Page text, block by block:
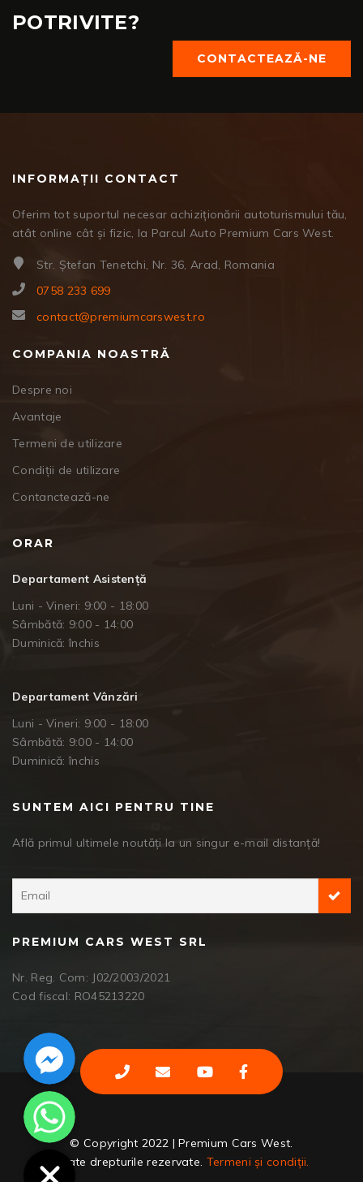
POTRIVITE?
CONTACTEAZĂ-NE
INFORMAȚII CONTACT
Oferim tot suportul necesar achiziționării autoturismului tău,
atât online cât și fizic, la Parcul Auto Premium Cars West.
Str. Ștefan Tenetchi, Nr. 36, Arad, Romania
0758 233 699
contact@premiumcarswest.ro
COMPANIA NOASTRĂ
Despre noi
Avantaje
Termeni de utilizare
Condiții de utilizare
Contanctează-ne
ORAR
Departament Asistență
Luni - Vineri: 9:00 - 18:00
Sâmbătă: 9:00 - 14:00
Duminică: închis
Departament Vânzări
Luni - Vineri: 9:00 - 18:00
Sâmbătă: 9:00 - 14:00
Duminică: închis
SUNTEM AICI PENTRU TINE
Află primul ultimele noutăți la un singur e-mail distanță!
PREMIUM CARS WEST SRL
Nr. Reg. Com: J02/2003/2021
Cod fiscal: RO45213220
© Copyright 2022 | Premium Cars West.
Toate drepturile rezervate. Termeni și condiții.
Facebook Messenger
WhatsApp